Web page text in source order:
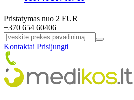
Pristatymas nuo 2 EUR
+370 654 60406
Kontaktai Prisijungti